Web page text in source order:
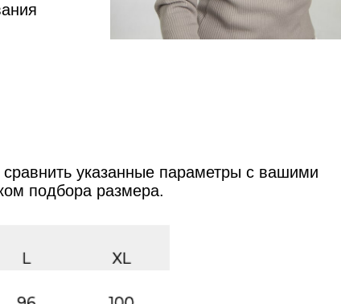
указанные параметры с вашими
подбора размера.